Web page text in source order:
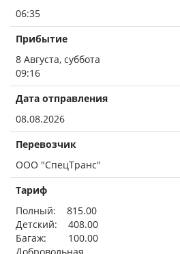
06:35
Прибытие
8 Августа, суббота
09:16
Дата отправления
08.08.2026
Перевозчик
ООО "СпецТранс"
Тариф
Полный: 815.00
Детский: 408.00
Багаж: 100.00